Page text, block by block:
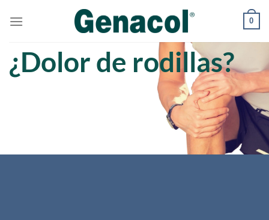
0
¿Dolor de rodillas?